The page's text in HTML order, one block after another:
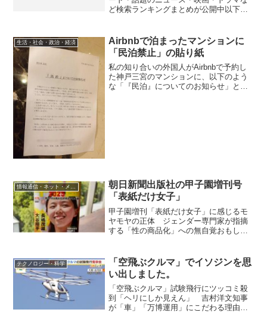
ど検索ランキングまとめが公開中以下
位：オリンピック3位：SMAP4位：トラ
ンプ5位...
生活・社会・政治・経済
Airbnbで泊まったマンションに
「民泊禁止」の貼り紙
私の知り合いの外国人がAirbnbで予約し
た神戸三宮のマンションに、以下のよう
な「『民泊』についてのお知らせ」とい
朝日新聞出版社の甲子園増刊号
「表紙だけ女子」
甲子園増刊「表紙だけ女子」に感じるモ
ヤモヤの正体 ジェンダー専門家が指摘
する「性の商品化」への無自覚おもしろ
えた週刊誌の増刊が「表紙だけ」女子を
起用している。この増刊「...
テクノロジー・科学
「空飛ぶクルマ」でイソジンを思
い出しました。
「空飛ぶクルマ」試験飛行にツッコミ殺
到「ヘリにしか見えん」 吉村洋文知事
が「車」「万博運用」にこだわる理由以